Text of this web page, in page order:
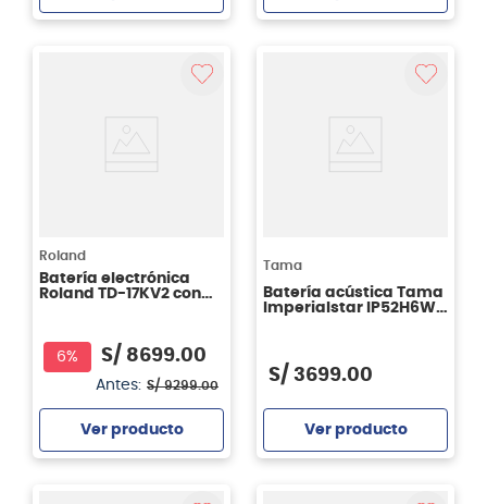
Roland
Batería electrónica
Roland TD-17KV2 con
6% S/ 8699.00
Antes: S/ 9299.00
Ver producto
Tama
Batería acústica Tama
Imperialstar IP52H6W -
S/ 3699.00
Ver producto